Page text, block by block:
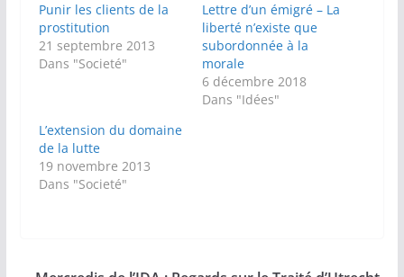
Punir les clients de la
prostitution
21 septembre 2013
Dans "Societé"
Lettre d’un émigré – La
liberté n’existe que
subordonnée à la
morale
6 décembre 2018
Dans "Idées"
L’extension du domaine
de la lutte
19 novembre 2013
Dans "Societé"